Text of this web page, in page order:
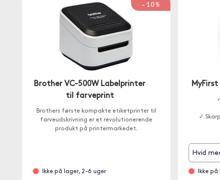
-10%
Brother VC-500W Labelprinter
til farveprint
Brothers første kompakte etiketprinter til
farveudskrivning er et revolutionerende
produkt på printermarkedet.
Ikke på lager, 2-6 uger
✓
Hvid
Ikke